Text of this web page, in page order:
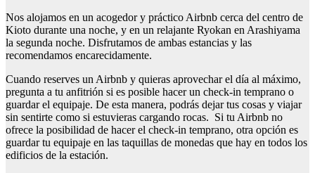
Nos alojamos en un acogedor y práctico Airbnb cerca del centro de
Kioto durante una noche, y en un relajante Ryokan en Arashiyama
la segunda noche. Disfrutamos de ambas estancias y las
recomendamos encarecidamente.
Cuando reserves un Airbnb y quieras aprovechar el día al máximo,
pregunta a tu anfitrión si es posible hacer un check-in temprano o
guardar el equipaje. De esta manera, podrás dejar tus cosas y viajar
sin sentirte como si estuvieras cargando rocas. Si tu Airbnb no
ofrece la posibilidad de hacer el check-in temprano, otra opción es
guardar tu equipaje en las taquillas de monedas que hay en todos los
edificios de la estación.